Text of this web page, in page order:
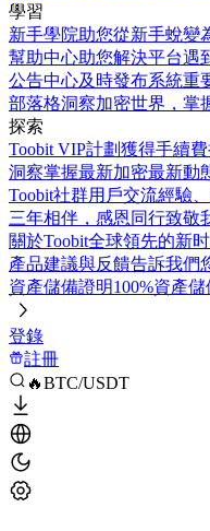
學習
新手學院助您從新手蛻變
幫助中心助您解決平台遇
公告中心及時發布系統重
部落格洞察加密世界，掌
探索
Toobit VIP計劃獲得手續
洞察掌握最新加密最新動
Toobit社群用戶交流經驗
三年相伴，感恩同行致敬
關於Toobit全球領先的新
產品建議與反饋告訴我們
資產儲備證明100%資產
登錄
註冊
🔥BTC/USDT